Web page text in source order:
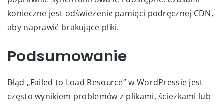
konieczne jest odświeżenie pamięci podręcznej CDN,
aby naprawić brakujące pliki.
Podsumowanie
Błąd „Failed to Load Resource” w WordPressie jest
często wynikiem problemów z plikami, ścieżkami lub